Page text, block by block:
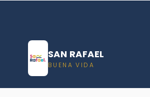
SAN RAFAEL
BUENA VIDA